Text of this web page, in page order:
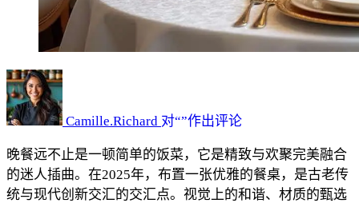
Camille.Richard 对“布
一
张
”作出评论
晚餐远不止是一顿简单的饭菜，它是精致与欢聚完美融合
的迷人插曲。在2025年，布置一张优雅的餐桌，是古老传
统与现代创新交汇的交汇点。视觉上的和谐、材质的甄选